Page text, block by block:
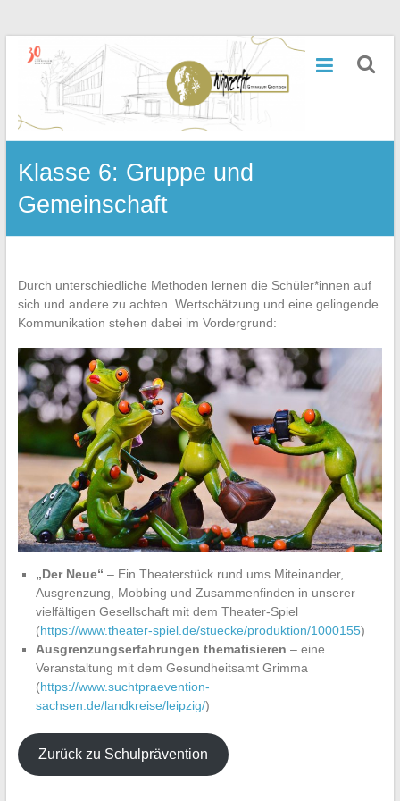
Inhalt
springenWiprecht-
Gymnasium
Groitzsch
Klasse 6: Gruppe und
Gemeinschaft
Durch unterschiedliche Methoden lernen die Schüler*innen auf
sich und andere zu achten. Wertschätzung und eine gelingende
Kommunikation stehen dabei im Vordergrund:
„Der Neue“ – Ein Theaterstück rund ums Miteinander,
Ausgrenzung, Mobbing und Zusammenfinden in unserer
vielfältigen Gesellschaft mit dem Theater-Spiel
(https://www.theater-spiel.de/stuecke/produktion/1000155)
Ausgrenzungserfahrungen thematisieren – eine
Veranstaltung mit dem Gesundheitsamt Grimma
(https://www.suchtpraevention-
sachsen.de/landkreise/leipzig/)
Zurück zu Schulprävention